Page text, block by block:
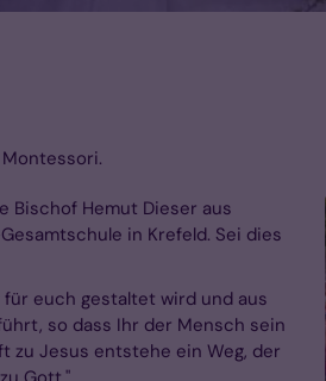
Bischof Hemut Dieser aus
in Krefeld. Sei dies
für euch gestaltet wird und aus
so dass Ihr der Mensch sein
zu Jesus entstehe ein Weg, der